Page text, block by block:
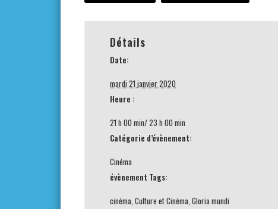
Détails
Date:
mardi 21 janvier 2020
Heure :
21 h 00 min/ 23 h 00 min
Catégorie d’évènement:
Cinéma
évènement Tags:
cinéma,Culture et Cinéma,Gloria mundi